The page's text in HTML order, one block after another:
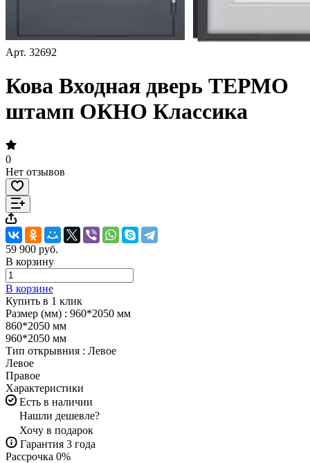
Арт. 32692
Кова Входная дверь ТЕРМО
штамп ОКНО Классика
0
Нет отзывов
59 900 руб.
В корзину
В корзине
Купить в 1 клик
Размер (мм) : 960*2050 мм
860*2050 мм
960*2050 мм
Тип открывния : Левое
Левое
Правое
Характеристики
Есть в наличии
Нашли дешевле?
Хочу в подарок
Гарантия 3 года
Рассрочка 0%